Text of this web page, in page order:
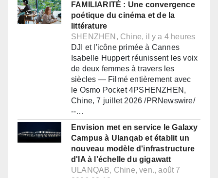
FAMILIARITÉ : Une convergence
poétique du cinéma et de la
littérature
SHENZHEN, Chine, il y a 4 heures
DJI et l'icône primée à Cannes
Isabelle Huppert réunissent les voix
de deux femmes à travers les
siècles — Filmé entièrement avec
le Osmo Pocket 4PSHENZHEN,
Chine, 7 juillet 2026 /PRNewswire/
--…
Envision met en service le Galaxy
Campus à Ulanqab et établit un
nouveau modèle d'infrastructure
d'IA à l'échelle du gigawatt
ULANQAB, Chine, ven., août 7